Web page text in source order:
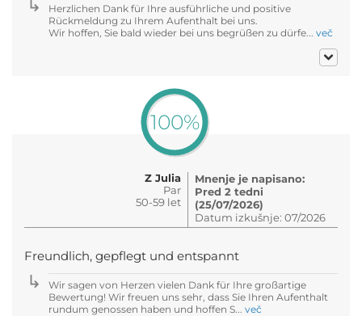
Herzlichen Dank für Ihre ausführliche und positive
Rückmeldung zu Ihrem Aufenthalt bei uns.
Wir hoffen, Sie bald wieder bei uns begrüßen zu dürfe... več
100%
Z Julia
Par
50-59 let
Mnenje je napisano:
Pred 2 tedni
(25/07/2026)
Datum izkušnje: 07/2026
Freundlich, gepflegt und entspannt
Wir sagen von Herzen vielen Dank für Ihre großartige
Bewertung! Wir freuen uns sehr, dass Sie Ihren Aufenthalt
rundum genossen haben und hoffen S... več